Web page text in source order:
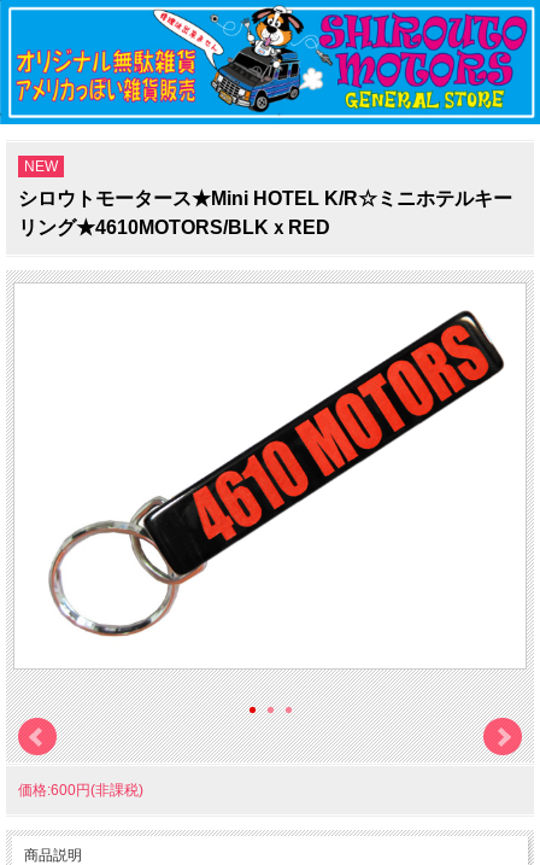
NEW
シロウトモータース★Mini HOTEL K/R☆ミニホテルキー
リング★4610MOTORS/BLKｘRED
価格:600円(非課税)
商品説明